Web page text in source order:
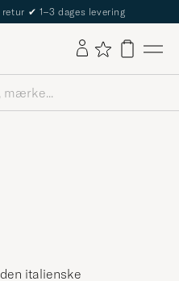
retur ✔ 1–3 dages levering
italienske